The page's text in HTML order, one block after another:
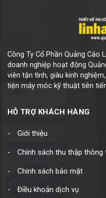
Công Ty Cổ Phần Quảng Cáo
doanh nghiệp hoạt động
viên tận tình, giàu kinh
tiện máy móc kỹ thuật tiên
HỖ TRỢ KHÁCH HÀNG
Giới thiệu
Chính sách thu thập thông
Chính sách bảo mật
Điều khoản dịch vụ